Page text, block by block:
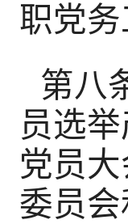
职党务
第八
员选
党员
委员